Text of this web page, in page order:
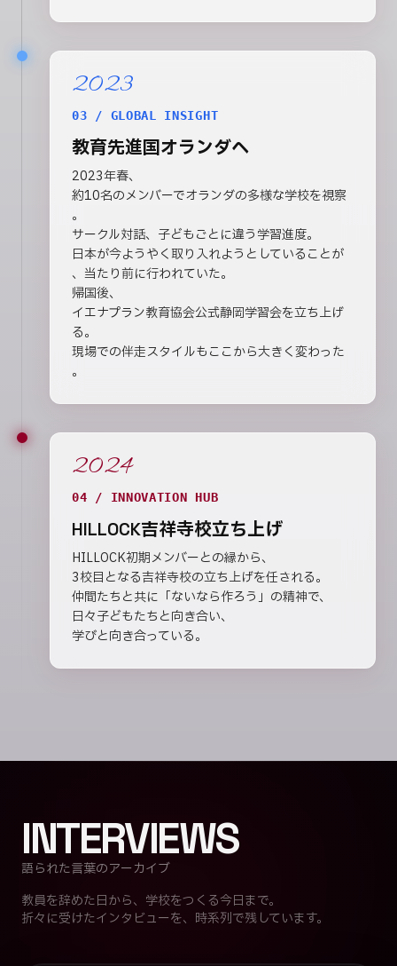
2023
03 / GLOBAL INSIGHT
教育先進国オランダへ
2023年春、
約10名のメンバーでオランダの多様な学校を視察
。
サークル対話、子どもごとに違う学習進度。
日本が今ようやく取り入れようとしていることが
、当たり前に行われていた。
帰国後、
イエナプラン教育協会公式静岡学習会を立ち上げ
る。
現場での伴走スタイルもここから大きく変わった
。
2024
04 / INNOVATION HUB
HILLOCK吉祥寺校立ち上げ
HILLOCK初期メンバーとの縁から、
3校目となる吉祥寺校の立ち上げを任される。
仲間たちと共に「ないなら作ろう」の精神で、
日々子どもたちと向き合い、
学びと向き合っている。
INTERVIEWS
語られた言葉のアーカイブ
教員を辞めた日から、学校をつくる今日まで。
折々に受けたインタビューを、時系列で残しています。